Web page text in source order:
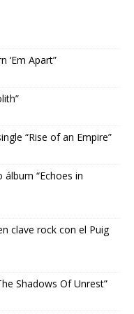
‘Em Apart”
“Rise of an Empire”
álbum “Echoes in
clave rock con el Puig
Shadows Of Unrest”